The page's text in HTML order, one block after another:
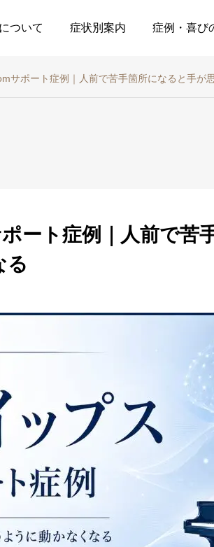
ついて 症状別案内 症例・喜び
とアイアンイ
ルフイップ
の声
するバースデーカ
の考え
サポート症例｜人前で苦手箇所になると手が
ート症例｜人前で苦
る